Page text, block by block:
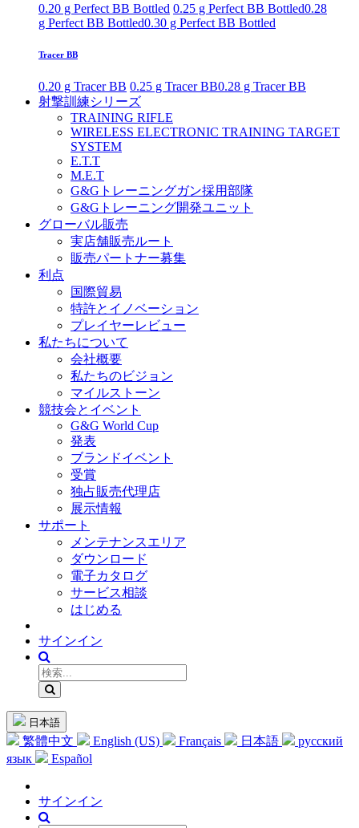
0.20 g Perfect BB Bottled 0.25 g Perfect BB Bottled0.28
g Perfect BB Bottled0.30 g Perfect BB Bottled
Tracer BB
0.20 g Tracer BB 0.25 g Tracer BB0.28 g Tracer BB
射撃訓練シリーズ
TRAINING RIFLE
WIRELESS ELECTRONIC TRAINING TARGET
SYSTEM
E.T.T
M.E.T
G&Gトレーニングガン採用部隊
G&Gトレーニング開発ユニット
グローバル販売
実店舗販売ルート
販売パートナー募集
利点
国際貿易
特許とイノベーション
プレイヤーレビュー
私たちについて
会社概要
私たちのビジョン
マイルストーン
競技会とイベント
G&G World Cup
発表
ブランドイベント
受賞
独占販売代理店
展示情報
サポート
メンテナンスエリア
ダウンロード
電子カタログ
サービス相談
はじめる
サインイン
日本語
繁體中文 English (US) Français 日本語
русский
язык
Español
サインイン